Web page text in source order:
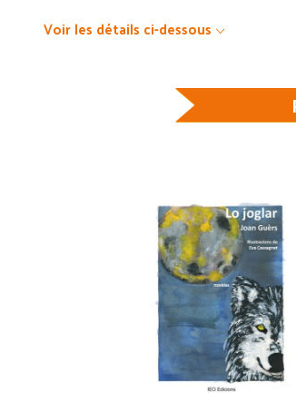
Voir les détails ci-dessous